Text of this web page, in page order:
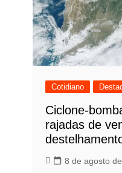
Cotidiano
Ciclone-
rajadas de
8 de agosto